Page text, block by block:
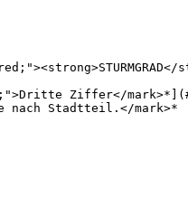
Ziffer</
nach Stadtteil.</mark>*